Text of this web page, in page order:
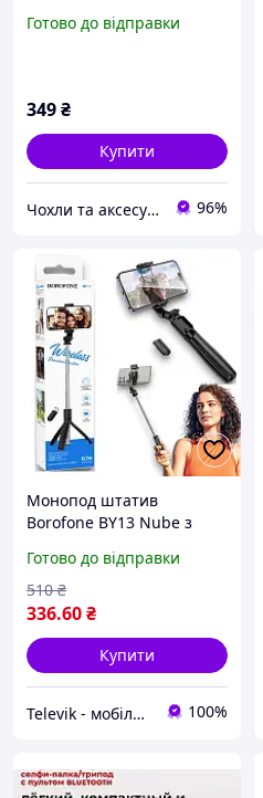
пультом Чорний
Готово до відправки
349₴
Купити
Чохли та аксесуари | Mob4 96%
Монопод штатив
Borofone BY13 Nube з
для смартфонів (селфі-
палка/штатив)
Готово до відправки
336.60₴
510 ₴
Купити
Televik - мобільні аксесуари та гаджети 100%